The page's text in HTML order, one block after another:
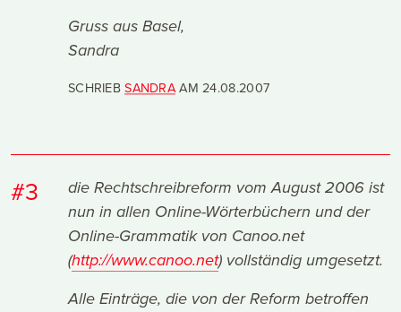
Gruss aus Basel,
Sandra
SCHRIEBSANDRAAM24.08.2007
#3
die Rechtschreibreform vom August 2006 ist
nun in allen Online-Wörterbüchern und der
Online-Grammatik von Canoo.net
(http://www.canoo.net) vollständig umgesetzt.
Alle Einträge, die von der Reform betroffen